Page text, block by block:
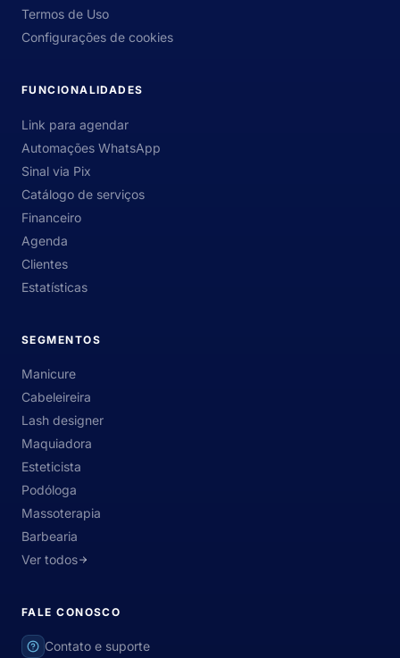
Termos de Uso
Configurações de cookies
FUNCIONALIDADES
Link para agendar
Automações WhatsApp
Sinal via Pix
Catálogo de serviços
Financeiro
Agenda
Clientes
Estatísticas
SEGMENTOS
Manicure
Cabeleireira
Lash designer
Maquiadora
Esteticista
Podóloga
Massoterapia
Barbearia
Ver todos
FALE CONOSCO
Contato e suporte